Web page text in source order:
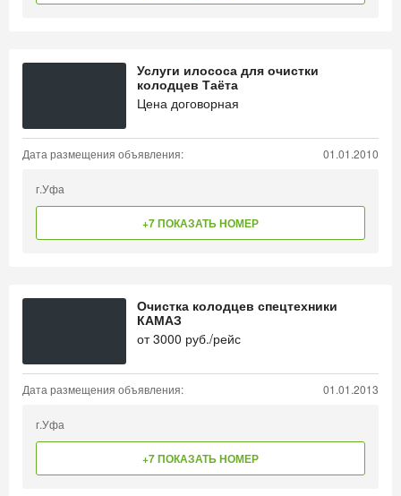
Услуги илососа для очистки
колодцев Таёта
Цена договорная
Дата размещения объявления: 01.01.2010
г.Уфа
+7 ПОКАЗАТЬ НОМЕР
Очистка колодцев спецтехники
КАМАЗ
от3000 руб./рейс
Дата размещения объявления: 01.01.2013
г.Уфа
+7 ПОКАЗАТЬ НОМЕР